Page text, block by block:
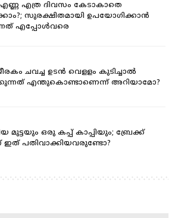
എത്ര ദിവസം കേടാകാതെ
സുരക്ഷിതമായി ഉപയോഗിക്കാന്‍
എപ്പോള്‍വരെ
ചവച്ച ഉടന്‍ വെളളം കുടിച്ചാല്‍
എന്തുകൊണ്ടാണെന്ന് അറിയാമോ?
മുട്ടയും ഒരു കപ്പ് കാപ്പിയും; ബ്രേക്ക്
ഇത് പതിവാക്കിയവരുണ്ടോ?